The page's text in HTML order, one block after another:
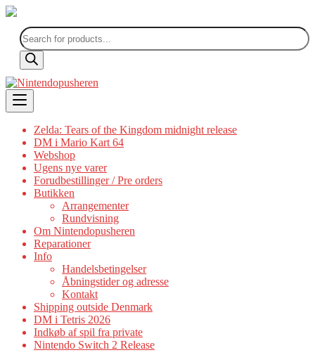
Products
search
Skip
to
content
Zelda: Tears of the Kingdom midnight release
DM i Mario Kart 64
Webshop
Ugens nye varer
Forudbestillinger / Pre orders
Butikken
Arrangementer
Rundvisning
Om Nintendopusheren
Reparationer
Info
Handelsbetingelser
Åbningstider og adresse
Kontakt
Shipping outside Denmark
DM i Tetris 2026
Indkøb af spil fra private
Nintendo Switch 2 Release